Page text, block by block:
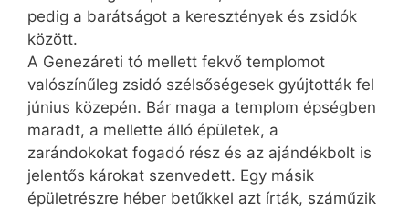
pedig a barátságot a keresztények és zsidók
között.
A Genezáreti tó mellett fekvő templomot
valószínűleg zsidó szélsőségesek gyújtották fel
június közepén. Bár maga a templom épségben
maradt, a mellette álló épületek, a
zarándokokat fogadó rész és az ajándékbolt is
jelentős károkat szenvedett. Egy másik
épületrészre héber betűkkel azt írták, száműzik